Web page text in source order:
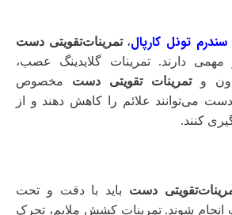
سندرم تونل کارپال،تمرینات‌تقویتی دست
دارند. تمرینات گلایدینگ عصب،
وتمرینات تقویتی دست مخصوص
می‌توانند علائم را کاهش دهند و از
کنند.
دست باید با دقت و تحت
انجام شوند. تمرینات کشش ملایم، تحرک